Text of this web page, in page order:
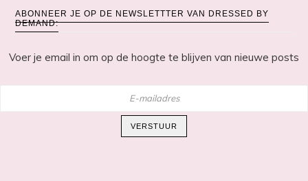
ABONNEER JE OP DE NEWSLETTTER VAN DRESSED BY
DEMAND:
Voer je email in om op de hoogte te blijven van nieuwe posts
mailadres
VERSTUUR